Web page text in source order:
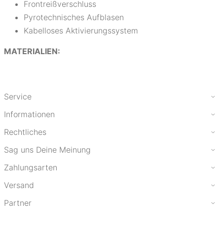
Frontreißverschluss
Pyrotechnisches Aufblasen
Kabelloses Aktivierungssystem
MATERIALIEN:
Service
Informationen
Rechtliches
Sag uns Deine Meinung
Zahlungsarten
Versand
Partner